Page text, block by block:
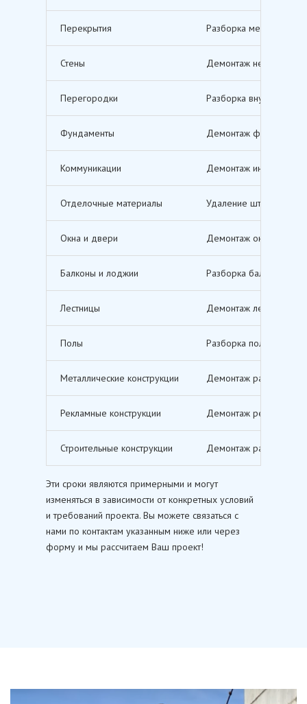
Перекрытия Разборка межэтажных
Стены Демонтаж несущих и
Перегородки Разборка внутренних
Фундаменты Демонтаж
Коммуникации Демонтаж инженерных
Отделочные материалы Удаление штукатурки,
Окна и двери Демонтаж оконных и
Балконы и лоджии Разборка балконов и
Лестницы Демонтаж лестничных
Полы Разборка полов,
Металлические конструкции Демонтаж различных
Рекламные конструкции Демонтаж рекламных
Строительные конструкции Демонтаж различных
Эти сроки являются примерными и могут
изменяться в зависимости от конкретных условий
и требований проекта. Вы можете связаться с
нами по контактам указанным ниже или через
форму и мы рассчитаем Ваш проект!